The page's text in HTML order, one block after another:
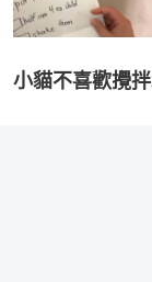
小貓不喜歡攪